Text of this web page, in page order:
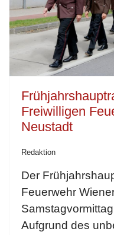
Freiwilligen
Neustadt
Redaktion
Der
Feuerwehr
Aufgrund des